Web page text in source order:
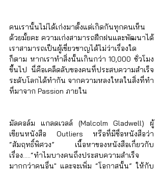
คนเรานั้นไม่ได้เก่งมาตั้งแต่เกิดกันทุกคนเห็น
ด้วยมั้ยคะ ความเก่งสามารถฝึกฝนและพัฒนาได้
เราสามารถเป็นผู้เชี่ยวชาญได้ไม่ว่าเรื่องใด
ก็ตาม หากเราทำสิ่งนั้นเกินกว่า 10,000 ชั่วโมง
ขึ้นไป นี่คือเคล็ดลับของคนที่ประสบความสำเร็จ
ระดับโลกได้ทำกัน จากความหลงใหลในสิ่งที่ทำ
ที่มาจาก Passion ภายใน
มัลคอล์ม แกลดเวลล์ (Malcolm Gladwell) ผู้
เขียนหนังสือ Outliers หรือที่มีชื่อหนังสือว่า
“สัมฤทธิ์พิศวง” เนื้อหาของหนังสือเกี่ยวกับ
เรื่อง.....“ทำไมบางคนถึงประสบความสำเร็จ
มากกว่าคนอื่น" และจะเพิ่ม “โอกาสนั้น” ให้กับ